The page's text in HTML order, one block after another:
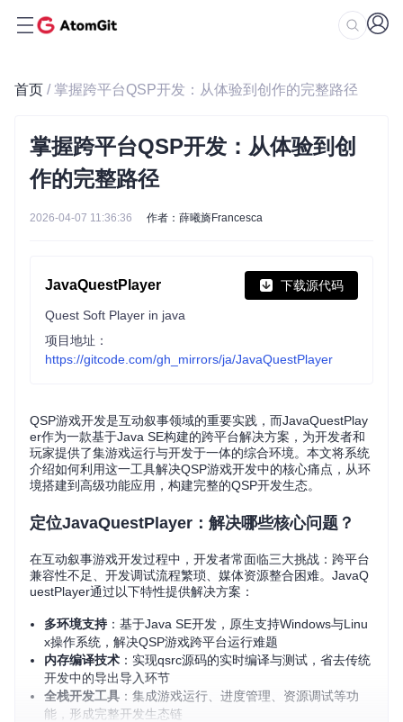
首页 / 掌握跨平台QSP开发：从体验到创作的完整路径
掌握跨平台QSP开发：从体验到创
作的完整路径
2026-04-07 11:36:36 作者：薛曦旖Francesca
JavaQuestPlayer 下载源代码
Quest Soft Player in java
项目地址：
https://gitcode.com/gh_mirrors/ja/JavaQuestPlayer
QSP游戏开发是互动叙事领域的重要实践，而JavaQuestPlay
er作为一款基于Java SE构建的跨平台解决方案，为开发者和
玩家提供了集游戏运行与开发于一体的综合环境。本文将系统
介绍如何利用这一工具解决QSP游戏开发中的核心痛点，从环
境搭建到高级功能应用，构建完整的QSP开发生态。
定位JavaQuestPlayer：解决哪些核心问题？
在互动叙事游戏开发过程中，开发者常面临三大挑战：跨平台
兼容性不足、开发调试流程繁琐、媒体资源整合困难。JavaQ
uestPlayer通过以下特性提供解决方案：
多环境支持 ：基于Java SE开发，原生支持Windows与Linu
x操作系统，解决QSP游戏跨平台运行难题
内存编译技术 ：实现qsrc源码的实时编译与测试，省去传统
开发中的导出导入环节
全栈开发工具 ：集成游戏运行、进度管理、资源调试等功
能，形成完整开发生态链